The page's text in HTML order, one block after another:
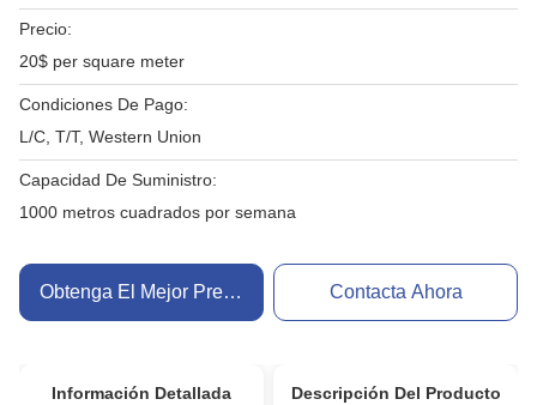
Precio:
20$ per square meter
Condiciones De Pago:
L/C, T/T, Western Union
Capacidad De Suministro:
1000 metros cuadrados por semana
Obtenga El Mejor Precio Contacta Ahora
Información Detallada Descripción Del Producto